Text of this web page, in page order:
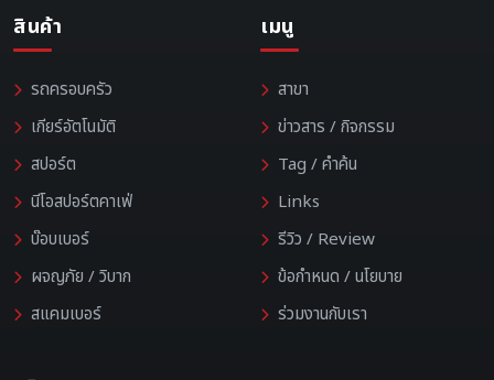
สินค้า
รถครอบครัว
เกียร์อัตโนมัติ
สปอร์ต
นีโอสปอร์ตคาเฟ่
บ๊อบเบอร์
ผจญภัย / วิบาก
สแคมเบอร์
เมนู
สาขา
ข่าวสาร / กิจกรรม
Tag / คำค้น
Links
รีวิว / Review
ข้อกำหนด / นโยบาย
ร่วมงานกับเรา